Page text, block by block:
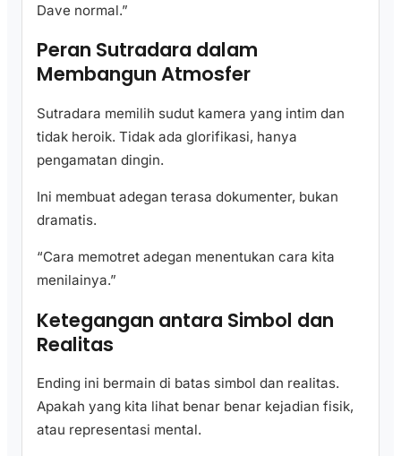
Dave normal.”
Peran Sutradara dalam
Membangun Atmosfer
Sutradara memilih sudut kamera yang intim dan
tidak heroik. Tidak ada glorifikasi, hanya
pengamatan dingin.
Ini membuat adegan terasa dokumenter, bukan
dramatis.
“Cara memotret adegan menentukan cara kita
menilainya.”
Ketegangan antara Simbol dan
Realitas
Ending ini bermain di batas simbol dan realitas.
Apakah yang kita lihat benar benar kejadian fisik,
atau representasi mental.